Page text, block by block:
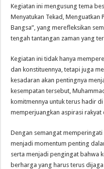
Kegiatan ini mengusung tema
Menyatukan Tekad, Menguatkan
Bangsa”, yang merefleksikan
tengah tantangan zaman yang
Kegiatan ini tidak hanya
dan konstituennya, tetapi juga
kesadaran akan pentingnya
kesempatan tersebut,
komitmennya untuk terus hadir
memperjuangkan aspirasi rakyat
Dengan semangat memperingati
menjadi momentum penting
serta menjadi pengingat bahwa
berharga yang harus terus